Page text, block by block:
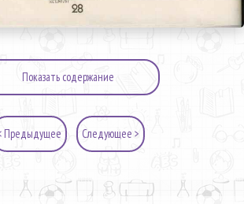
Показать содержание
Предыдущее Следующее >